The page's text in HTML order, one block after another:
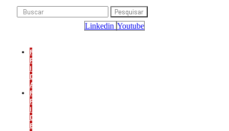
Pesquisar
Linkedin Youtube
REFRIGERAÇÃO
PARA
INDÚSTRIA
DE
ALIMENTOS
REFRIGERAÇÃO
PARA
INDÚSTRIA
DE
BEBIDAS